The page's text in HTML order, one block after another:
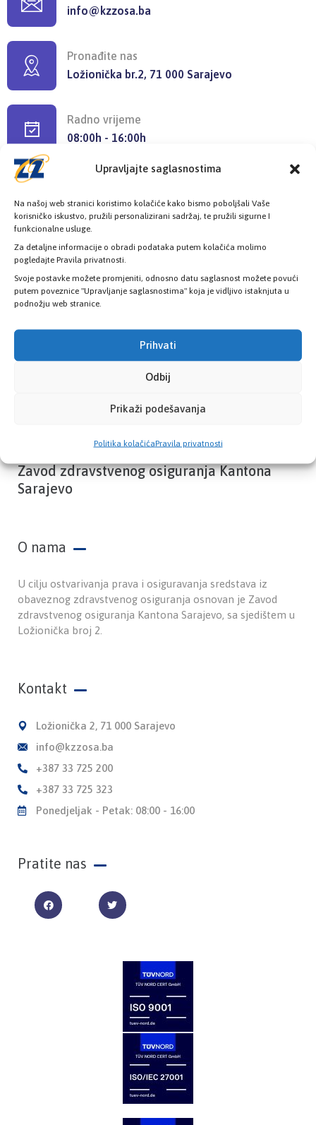
Upravljajte saglasnostima
Na našoj web stranici koristimo kolačiće kako bismo poboljšali Vaše
korisničko iskustvo, pružili personalizirani sadržaj, te pružili sigurne I
funkcionalne usluge.
Za detaljne informacije o obradi podataka putem kolačića molimo
pogledajte Pravila privatnosti.
Svoje postavke možete promjeniti, odnosno datu saglasnost možete povući
putem poveznice "Upravljanje saglasnostima" koja je vidljivo istaknjuta u
podnožju web stranice.
Prihvati
Odbij
Prikaži podešavanja
Politika kolačićaPravila privatnosti
info@kzzosa.ba
Pronađite nas
Ložionička br.2, 71 000 Sarajevo
Radno vrijeme
08:00h - 16:00h
Provjerite status vaše elektronske
zdravstvene kartice
PROVJERITE STATUS
Zavod zdravstvenog osiguranja Kantona
Sarajevo
O nama
U cilju ostvarivanja prava i osiguravanja sredstava iz
obaveznog zdravstvenog osiguranja osnovan je Zavod
zdravstvenog osiguranja Kantona Sarajevo, sa sjedištem u
Ložionička broj 2.
Kontakt
Ložionička 2, 71 000 Sarajevo
info@kzzosa.ba
+387 33 725 200
+387 33 725 323
Ponedjeljak - Petak: 08:00 - 16:00
Pratite nas